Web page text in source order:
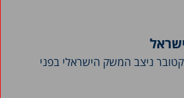
ניצב המשק הישראלי בפני